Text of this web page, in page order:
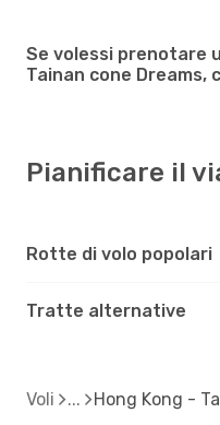
Se volessi prenotare
Tainan cone Dreams,
Pianificare il
Rotte di volo popolari
Tratte alternative
Voli Hong Kong -